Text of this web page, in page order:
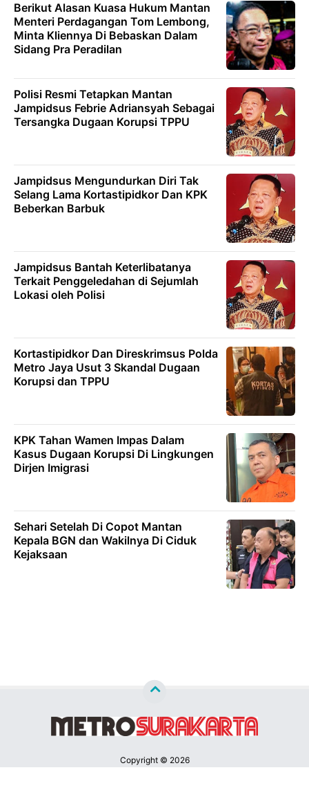
Berikut Alasan Kuasa Hukum Mantan
Menteri Perdagangan Tom Lembong,
Minta Kliennya Di Bebaskan Dalam
Sidang Pra Peradilan
Polisi Resmi Tetapkan Mantan
Jampidsus Febrie Adriansyah Sebagai
Tersangka Dugaan Korupsi TPPU
Jampidsus Mengundurkan Diri Tak
Selang Lama Kortastipidkor Dan KPK
Beberkan Barbuk
Jampidsus Bantah Keterlibatanya
Terkait Penggeledahan di Sejumlah
Lokasi oleh Polisi
Kortastipidkor Dan Direskrimsus Polda
Metro Jaya Usut 3 Skandal Dugaan
Korupsi dan TPPU
KPK Tahan Wamen Impas Dalam
Kasus Dugaan Korupsi Di Lingkungen
Dirjen Imigrasi
Sehari Setelah Di Copot Mantan
Kepala BGN dan Wakilnya Di Ciduk
Kejaksaan
Copyright © 2026
Metrosurakarta™